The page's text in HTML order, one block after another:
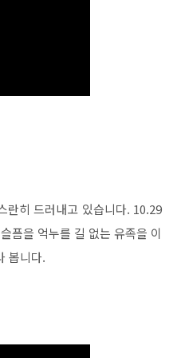
란히 드러내고 있습니다. 10.29
픔을 억누를 길 없는 유족을 이
봅니다.